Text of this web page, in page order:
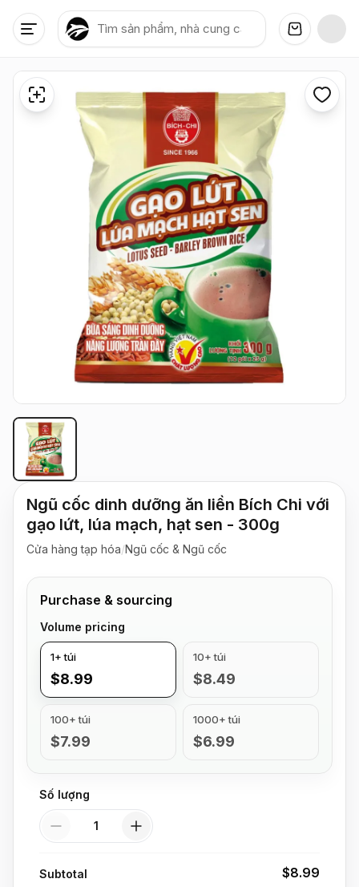
Ngũ cốc dinh dưỡng ăn liền Bích Chi với
gạo lứt, lúa mạch, hạt sen - 300g
Cửa hàng tạp hóa/Ngũ cốc & Ngũ cốc
Purchase & sourcing
Volume pricing
1+ túi
$8.99
10+ túi
$8.49
100+ túi
$7.99
1000+ túi
$6.99
Số lượng
Số lượng
Subtotal $8.99